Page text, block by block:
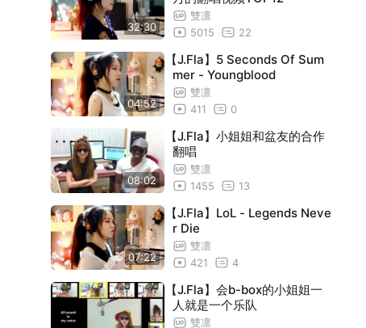
32:30
雙凛
5015
22
04:52
【J.Fla】5 Seconds Of Sum
mer - Youngblood
雙凛
411
0
08:02
【J.Fla】小姐姐和盆友的合作
翻唱
雙凛
1455
13
07:22
【J.Fla】LoL - Legends Neve
r Die
雙凛
421
4
【J.Fla】会b-box的小姐姐一
人就是一个乐队
雙凛